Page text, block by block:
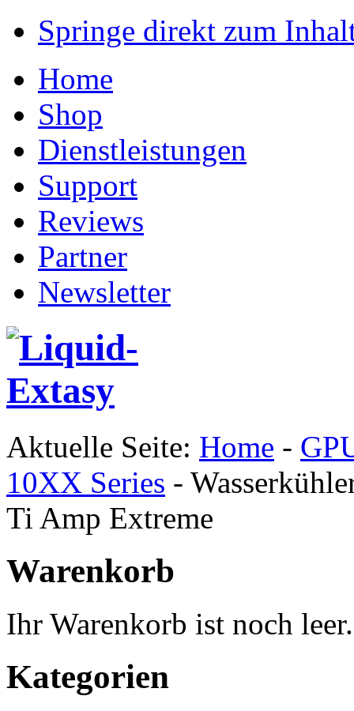
Springe direkt zum
Home
Shop
Dienstleistungen
Support
Reviews
Partner
Newsletter
Aktuelle Seite: Home -
10XX Series -
Ti Amp Extreme
Warenkorb
Ihr Warenkorb ist noch leer.
Kategorien